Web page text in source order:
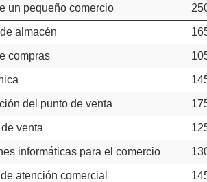
un pequeño comercio
almacén
compras
del punto de venta
venta
informáticas para el comercio
atención comercial